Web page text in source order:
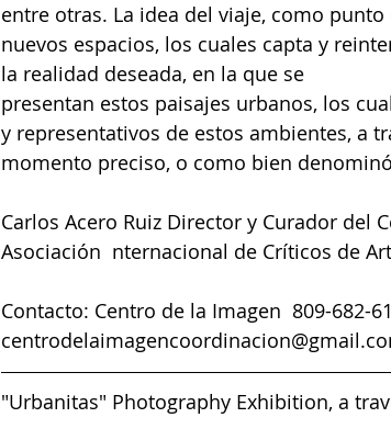
entre otras. La idea del viaje, como
nuevos espacios, los cuales capta y
la realidad deseada, en la que se
presentan estos paisajes urbanos, los
y representativos de estos ambientes, a
momento preciso, o como bien
Carlos Acero Ruiz Director y Curador del
Asociación  nternacional de Críticos de
Contacto: Centro de la Imagen  809-682-
"Urbanitas" Photography Exhibition, a